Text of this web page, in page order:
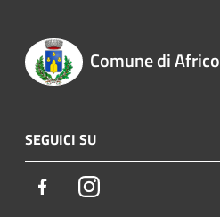
Comune di Africo
SEGUICI SU
FacebookInstagram